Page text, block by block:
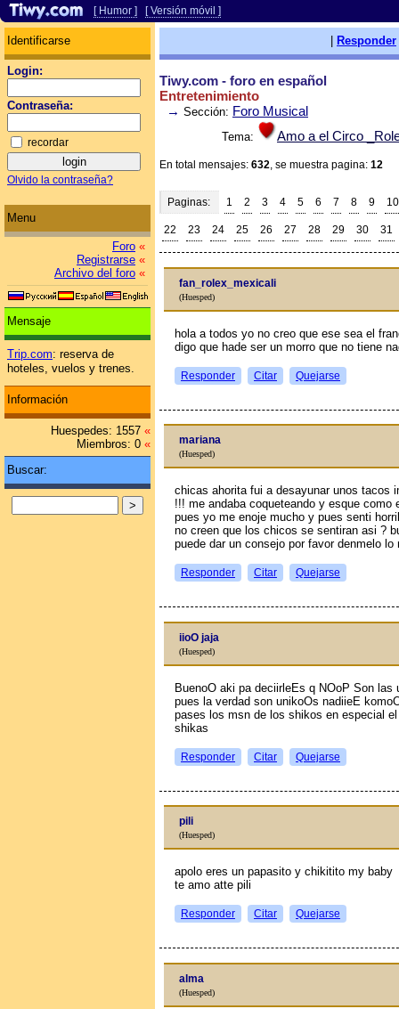
[ Humor ] [ Versión móvil ]
Identificarse
Login:
Contraseña:
recordar
Olvido la contraseña?
Menu
Foro «
Registrarse «
Archivo del foro «
Mensaje
Trip.com: reserva de
hoteles, vuelos y trenes.
Información
Huespedes: 1557 «
Miembros: 0 «
Buscar:
Responder
Tiwy.com - foro en español
Entretenimiento
→ Sección: Foro Musical
Tema: Amo a el Circo
En total mensajes: 632, se muestra pagina: 12
Paginas: 1 2 3 4 5 6 7 8 9 10
22 23 24 25 26 27 28 29 30 31
fan_rolex_mexicali
(Huesped)
hola a todos yo no creo que ese sea el
digo que hade ser un morro que no tiene
Responder Citar Quejarse
mariana
(Huesped)
chicas ahorita fui a desayunar unos tacos
!!! me andaba coqueteando y esque
pues yo me enoje mucho y pues senti
no creen que los chicos se sentiran asi ?
puede dar un consejo por favor denmelo
Responder Citar Quejarse
iioO jaja
(Huesped)
BuenoO aki pa deciirleEs q NOoP Son
pues la verdad son unikoOs nadiieE
pases los msn de los shikos en especial
shikas
Responder Citar Quejarse
pili
(Huesped)
apolo eres un papasito y chikitito my baby
te amo atte pili
Responder Citar Quejarse
alma
(Huesped)